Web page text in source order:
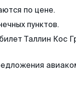
по цене.
пунктов.
Таллин Кос